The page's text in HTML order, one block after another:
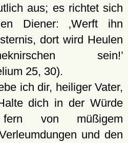
aus; es richtet sich
Diener:
Werft ihn
dort wird Heulen
sein!
25, 30).
ich dir, heiliger Vater,
dich in der Würde
von müßigem
und den